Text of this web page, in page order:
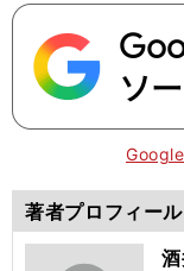
著者プロフィール